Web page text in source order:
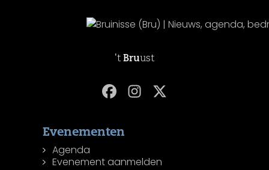
't Bruust
Evenementen
Agenda
Evenement aanmelden